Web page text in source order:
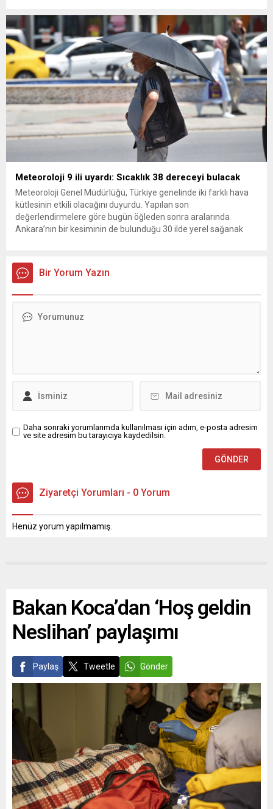
olun. Türkiye’yi...
Meteoroloji 9 ili uyardı: Sıcaklık 38 dereceyi bulacak
Meteoroloji Genel Müdürlüğü, Türkiye genelinde iki farklı hava
kütlesinin etkili olacağını duyurdu. Yapılan son
değerlendirmelere göre bugün öğleden sonra aralarında
Ankara’nın bir kesiminin de bulunduğu 30 ilde yerel sağanak
üzerine çıkarak yaz değerlerine ulaşacak. Ayrıca...
Bir Yorum Yazın
Daha sonraki yorumlarımda kullanılması için adım, e-posta adresim
ve site adresim bu tarayıcıya kaydedilsin.
Ziyaretçi Yorumları - 0 Yorum
Henüz yorum yapılmamış.
Bakan Koca’dan ‘Hoş geldin
Neslihan’ paylaşımı
Paylaş Tweetle Gönder